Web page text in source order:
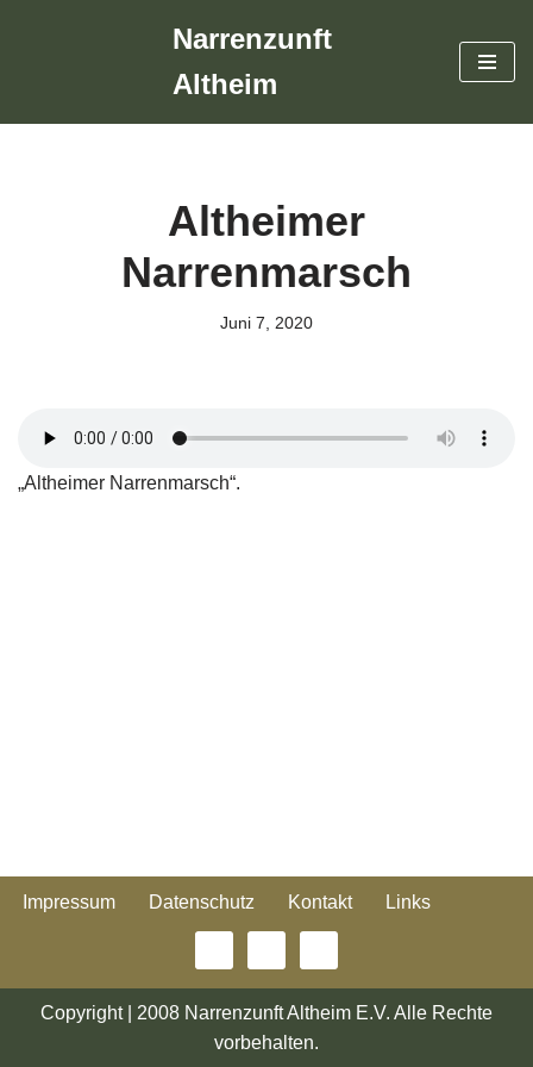
springen
Narrenzunft
Altheim
Altheimer
Narrenmarsch
Juni 7, 2020
„Altheimer Narrenmarsch“.
Impressum Datenschutz Kontakt Links
Copyright | 2008 Narrenzunft Altheim E.V. Alle Rechte
vorbehalten.